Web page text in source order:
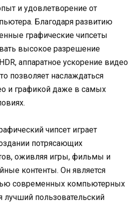
и удовлетворение от
Благодаря развитию
графические чипсеты
высокое разрешение
аппаратное ускорение видео
позволяет наслаждаться
и графикой даже в самых
чипсет играет
потрясающих
оживляя игры, фильмы и
контенты. Он является
современных компьютерных
лучший пользовательский